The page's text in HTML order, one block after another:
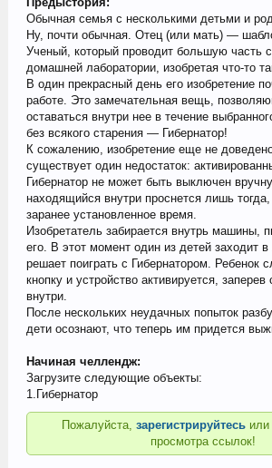
Обычная семья с несколькими детьми и
Ну, почти обычная. Отец (или мать) —
Ученый, который проводит большую часть
домашней лаборатории, изобретая что-то
В один прекрасный день его изобретение
работе. Это замечательная вещь,
оставаться внутри нее в течение
без всякого старения — Гибернатор!
К сожалению, изобретение еще не
существует один недостаток:
Гибернатор не может быть выключен
находящийся внутри проснется лишь тогда,
заранее установленное время.
Изобретатель забирается внутрь машины,
его. В этот момент один из детей заходит
решает поиграть с Гибернатором. Ребенок
кнопку и устройство активируется, заперев
внутри.
После нескольких неудачных попыток
дети осознают, что теперь им придется
Начиная челлендж:
Загрузите следующие объекты:
1.Гибернатор
Пожалуйста, зарегистрируйтесьили
просмотра ссылок!